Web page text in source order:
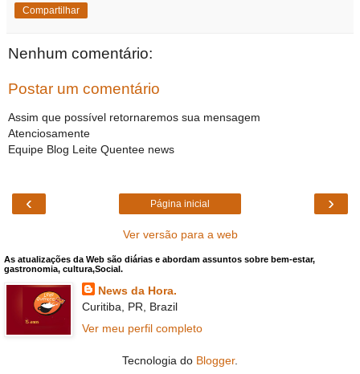
Compartilhar
Nenhum comentário:
Postar um comentário
Assim que possível retornaremos sua mensagem
Atenciosamente
Equipe Blog Leite Quentee news
‹ ›
Página inicial
Ver versão para a web
As atualizações da Web são diárias e abordam assuntos sobre bem-estar,
gastronomia, cultura,Social.
News da Hora.
Curitiba, PR, Brazil
Ver meu perfil completo
Tecnologia do Blogger.